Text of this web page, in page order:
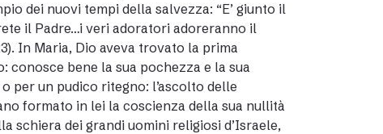
dei nuovi tempi della salvezza: “E’ giunto il
il Padre…i veri adoratori adoreranno il
In Maria, Dio aveva trovato la prima
bene la sua pochezza e la sua
per un pudico ritegno: l’ascolto delle
formato in lei la coscienza della sua nullità
schiera dei grandi uomini religiosi d’Israele,